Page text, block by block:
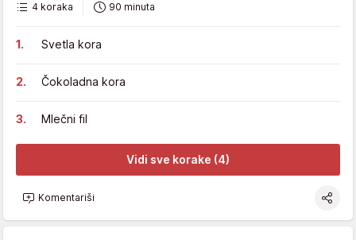
4 koraka 90 minuta
Svetla kora
Čokoladna kora
Mlečni fil
Vidi sve korake (4)
Komentariši